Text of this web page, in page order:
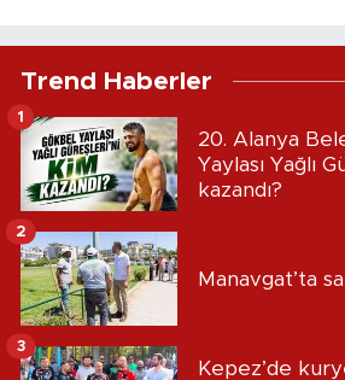
Trend Haberler
20. Alanya
Yaylası Yağlı
kazandı?
1
Manavgat’ta
2
Kepez’de
3